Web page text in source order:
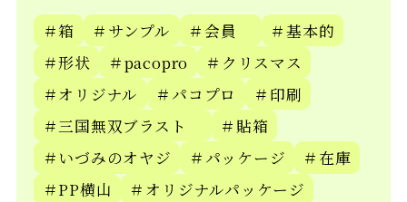
＃箱 ＃サンプル ＃会員
＃基本的
＃形状
＃pacopro
＃クリスマス
＃オリジナル
＃パコプロ
＃印刷
＃三国無双ブラスト
＃貼箱
＃いづみのオヤジ
＃パッケージ
＃在庫
＃PP横山
＃オリジナルパッケージ